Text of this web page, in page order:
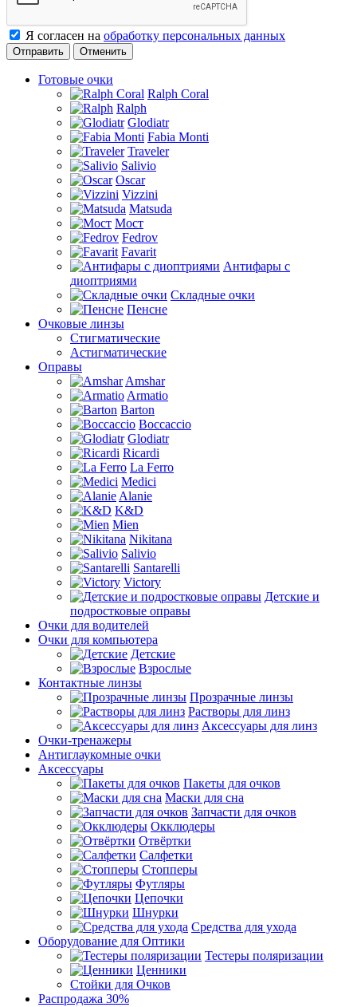
Я согласен на обработку персональных данных
Отменить
Готовые очки
Ralph Coral
Ralph
Glodiatr
Fabia Monti
Traveler
Salivio
Oscar
Vizzini
Matsuda
Мост
Fedrov
Favarit
Антифары с
диоптриями
Складные очки
Пенсне
Очковые линзы
Стигматические
Астигматические
Оправы
Amshar
Armatio
Barton
Boccaccio
Glodiatr
Ricardi
La Ferro
Medici
Alanie
K&D
Mien
Nikitana
Salivio
Santarelli
Victory
Детские и
подростковые оправы
Очки для водителей
Очки для компьютера
Детские
Взрослые
Контактные линзы
Прозрачные линзы
Растворы для линз
Аксессуары для линз
Очки-тренажеры
Антиглаукомные очки
Аксессуары
Пакеты для очков
Маски для сна
Запчасти для очков
Окклюдеры
Отвёртки
Салфетки
Стопперы
Футляры
Цепочки
Шнурки
Средства для ухода
Оборудование для Оптики
Тестеры поляризации
Ценники
Стойки для Очков
Распродажа 30%